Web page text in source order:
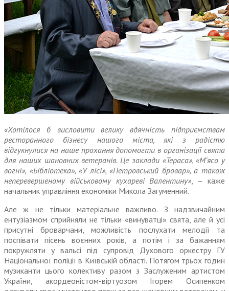
«Хотілося б висловити велику вдячність підприємствам
ресторанного бізнесу нашого міста, які з радістю
відгукнулися на наше прохання допомогти в організації свята
для наших шановних ветеранів. Це заклади «Тераса», «М’ясо у
вогні», «Бібліотека», «У лісі», «Петровський бровар», а також
неперевершеному військовому кухареві Валентину», – каже
начальник управління економіки Микола Загуменний.
Але ж не тільки матеріальне важливо. З надзвичайним
ентузіазмом сприйняли не тільки «винуватці» свята, але й усі
присутні броварчани, можливість послухати мелодії та
поспівати пісень воєнних років, а потім і за бажанням
покружляти у вальсі під супровід Духового оркестру ГУ
Національної поліції в Київській області. Потягом трьох годин
музиканти цього колективу разом з Заслуженим артистом
України, акордеоністом-віртуозом Ігорем Осипенком